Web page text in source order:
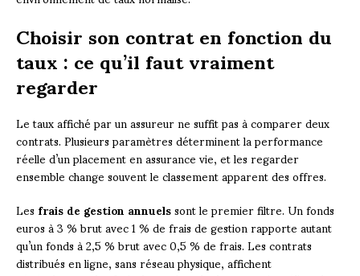
Choisir son contrat en fonction du
taux : ce qu’il faut vraiment
regarder
Le taux affiché par un assureur ne suffit pas à comparer deux
contrats. Plusieurs paramètres déterminent la performance
réelle d’un placement en assurance vie, et les regarder
ensemble change souvent le classement apparent des offres.
Lesfrais de gestion annuelssont le premier filtre. Un fonds
euros à 3 % brut avec 1 % de frais de gestion rapporte autant
qu’un fonds à 2,5 % brut avec 0,5 % de frais. Les contrats
distribués en ligne, sans réseau physique, affichent